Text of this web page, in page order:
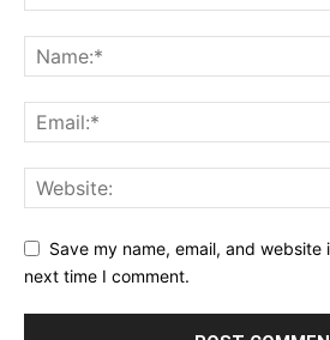
Save my name, email, and
next time I comment.